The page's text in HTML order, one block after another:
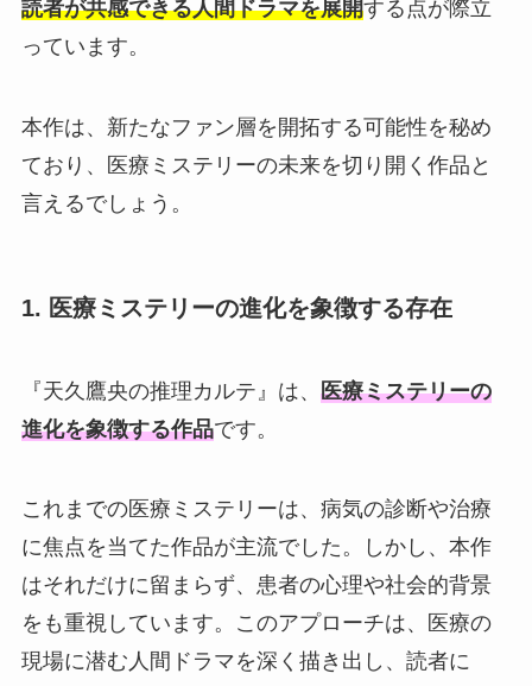
読者が共感できる人間ドラマを展開する点が際立
っています。
本作は、新たなファン層を開拓する可能性を秘め
ており、医療ミステリーの未来を切り開く作品と
言えるでしょう。
1. 医療ミステリーの進化を象徴する存在
『天久鷹央の推理カルテ』は、 医療ミステリーの
進化を象徴する作品です。
これまでの医療ミステリーは、病気の診断や治療
に焦点を当てた作品が主流でした。しかし、本作
はそれだけに留まらず、患者の心理や社会的背景
をも重視しています。このアプローチは、医療の
現場に潜む人間ドラマを深く描き出し、読者に